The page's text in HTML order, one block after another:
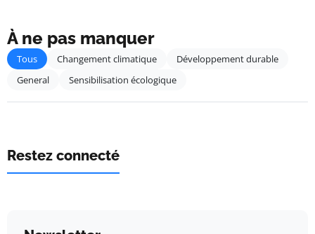
À ne pas manquer
Tous Changement climatique
Développement durable
General
Sensibilisation écologique
Restez connecté